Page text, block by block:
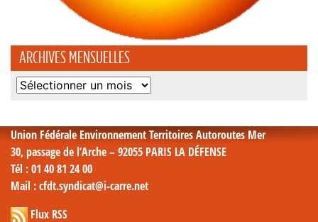
ARCHIVES MENSUELLES
Archives
Union Fédérale Environnement Territoires Autoroutes Mer
30, passage de l’Arche – 92055 PARIS LA DÉFENSE
Tél : 01 40 81 24 00
Mail : cfdt.syndicat@i-carre.net
Flux RSS